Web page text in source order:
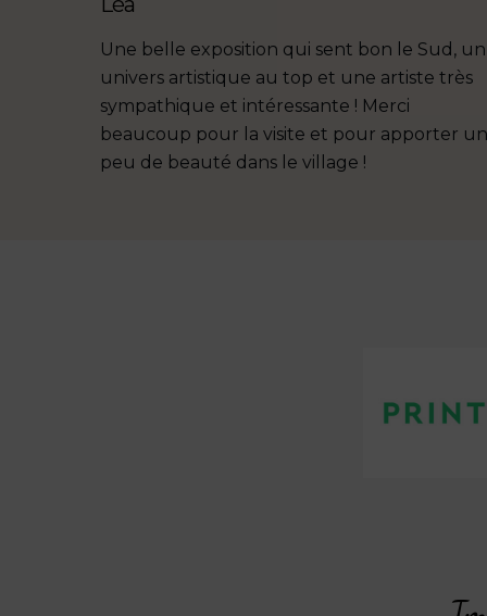
Une belle exposition qui sent bon le Sud, un
univers artistique au top et une artiste très
sympathique et intéressante ! Merci
beaucoup pour la visite et pour apporter un
peu de beauté dans le village !